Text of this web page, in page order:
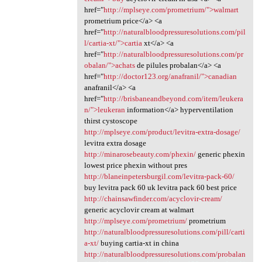
href="http://mplseye.com/prometrium/">walmart
prometrium price</a> <a
href="http://naturalbloodpressuresolutions.com/pil
l/cartia-xt/">cartiaxt</a> <a
href="http://naturalbloodpressuresolutions.com/pr
obalan/">achatsde pilules probalan</a> <a
href="http://doctor123.org/anafranil/">canadian
anafranil</a> <a
href="http://brisbaneandbeyond.com/item/leukera
n/">leukeran information</a> hyperventilation
thirst cystoscope
http://mplseye.com/product/levitra-extra-dosage/
levitra extra dosage
http://minarosebeauty.com/phexin/generic phexin
lowest price phexin without pres
http://blaneinpetersburgil.com/levitra-pack-60/
buy levitra pack 60 uk levitra pack 60 best price
http://chainsawfinder.com/acyclovir-cream/
generic acyclovir cream at walmart
http://mplseye.com/prometrium/prometrium
http://naturalbloodpressuresolutions.com/pill/carti
a-xt/buying cartia-xt in china
http://naturalbloodpressuresolutions.com/probalan